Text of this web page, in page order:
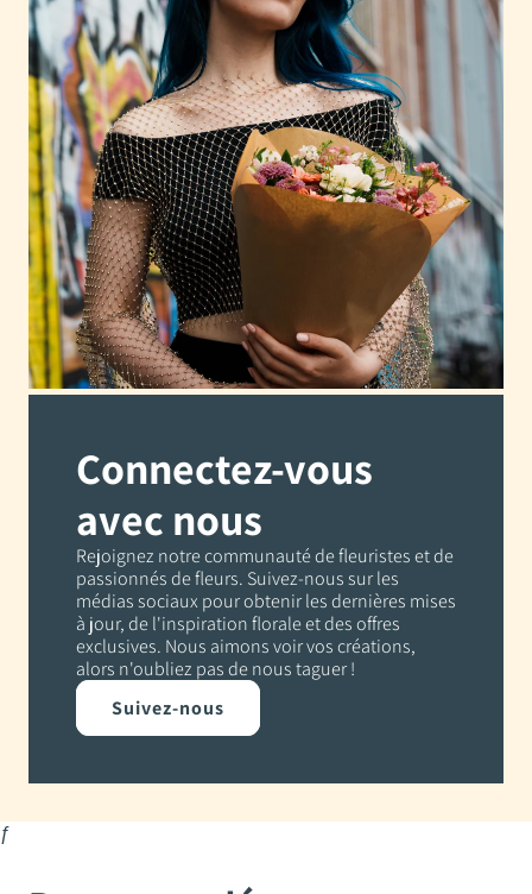
Connectez-vous
avec nous
Rejoignez notre communauté de fleuristes et de
passionnés de fleurs. Suivez-nous sur les
médias sociaux pour obtenir les dernières mises
à jour, de l'inspiration florale et des offres
exclusives. Nous aimons voir vos créations,
alors n'oubliez pas de nous taguer !
Suivez-nous
ƒ